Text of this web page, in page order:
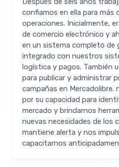
confiamos en ella para más
operaciones. Inicialmente,
de comercio electrónico y
en un sistema completo de
integrado con nuestros
logística y pagos. También
para publicar y administrar
campañas en Mercadolibre.
por su capacidad para
mercado y brindarnos
nuevas necesidades de los
mantiene alerta y nos
capacitarnos